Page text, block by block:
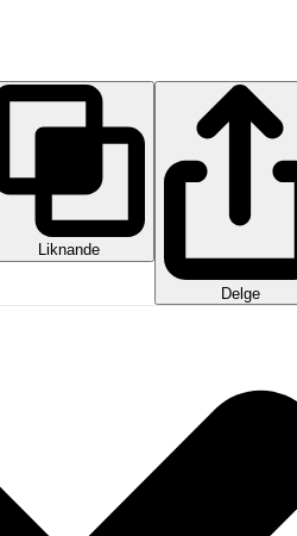
Liknande
Delge